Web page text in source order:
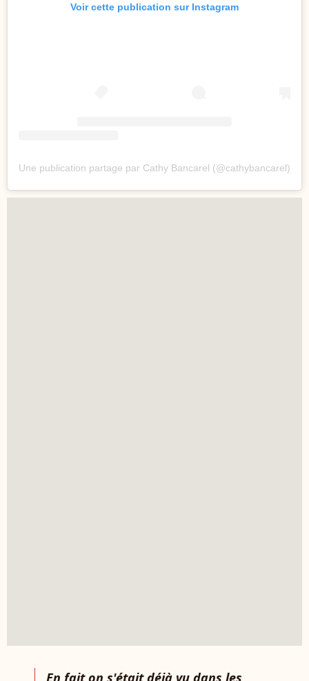
Voir cette publication sur Instagram
Une publication partage par Cathy Bancarel (@cathybancarel)
En fait on s'était déjà vu dans les